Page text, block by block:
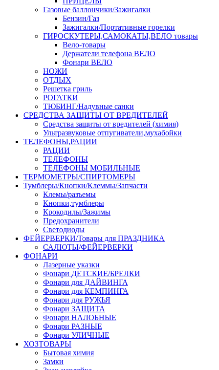
Газовые баллончики/Зажигалки
Бензин/Газ
Зажигалки/Портативные горелки
ГИРОСКУТЕРЫ,САМОКАТЫ,ВЕЛО товары
Вело-товары
Держатели телефона ВЕЛО
Фонари ВЕЛО
НОЖИ
ОТДЫХ
Решетка гриль
РОГАТКИ
ТЮБИНГ/Надувные санки
СРЕДСТВА ЗАЩИТЫ ОТ ВРЕДИТЕЛЕЙ
Средства защиты от вредителей (химия)
Ультразвуковые отпугиватели,мухабойки
ТЕЛЕФОНЫ,РАЦИИ
РАЦИИ
ТЕЛЕФОНЫ
ТЕЛЕФОНЫ МОБИЛЬНЫЕ
ТЕРМОМЕТРЫ/СПИРТОМЕРЫ
Тумблеры/Кнопки/Клеммы/Запчасти
Клемы/разъемы
Кнопки,тумблеры
Крокодилы/Зажимы
Предохранители
Светодиоды
ФЕЙЕРВЕРКИ/Товары для ПРАЗДНИКА
САЛЮТЫ/ФЕЙЕРВЕРКИ
ФОНАРИ
Лазерные указки
Фонари ДЕТСКИЕ/БРЕЛКИ
Фонари для ДАЙВИНГА
Фонари для КЕМПИНГА
Фонари для РУЖЬЯ
Фонари ЗАЩИТА
Фонари НАЛОБНЫЕ
Фонари РАЗНЫЕ
Фонари УЛИЧНЫЕ
ХОЗТОВАРЫ
Бытовая химия
Замки